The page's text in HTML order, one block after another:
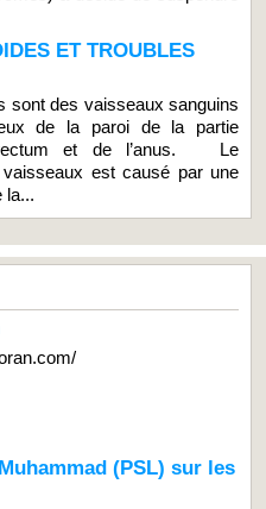
ET TROUBLES
sont des vaisseaux sanguins
de la paroi de la partie
et de l’anus. Le
est causé par une
la...
(PSL) sur les